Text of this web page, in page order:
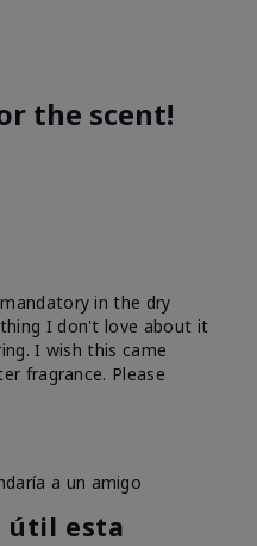
the scent!
in the dry
I don't love about it
I wish this came
fragrance. Please
a un amigo
útil esta